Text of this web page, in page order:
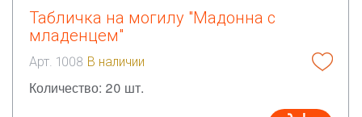
Табличка на могилу "Мадонна с
младенцем"
Арт. 1008 В наличии
Количество: 20 шт.